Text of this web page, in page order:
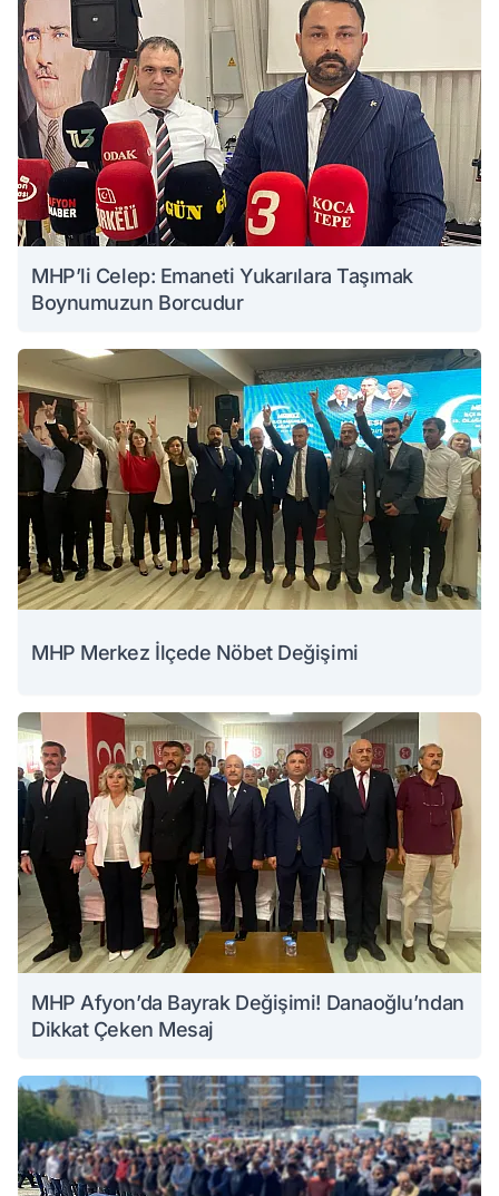
MHP’li Celep: Emaneti Yukarılara Taşımak
Boynumuzun Borcudur
MHP Merkez İlçede Nöbet Değişimi
MHP Afyon’da Bayrak Değişimi! Danaoğlu’ndan
Dikkat Çeken Mesaj